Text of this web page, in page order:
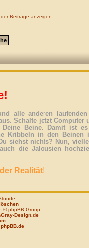
Beiträge anzeigen
alle anderen
Schalte jetzt Computer
Beine. Damit ist
Kribbeln in den Beinen
siehst nichts? Nun,
die Jalousien
Realität!
© phpBB Group
Design.de
phpBB.de